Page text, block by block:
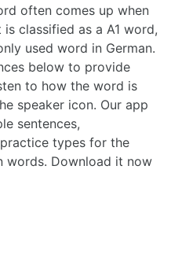
often comes up when
classified as a A1 word,
used word in German.
below to provide
to how the word is
speaker icon. Our app
sentences,
types for the
words. Download it now